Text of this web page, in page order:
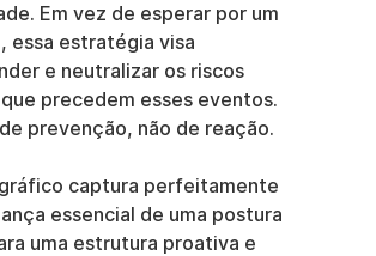
Em vez de esperar por um
essa estratégia visa
e neutralizar os riscos
precedem esses eventos.
prevenção, não de reação.
captura perfeitamente
essencial de uma postura
uma estrutura proativa e